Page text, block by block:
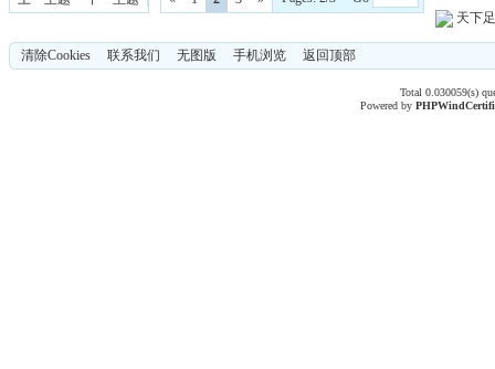
天下
清除Cookies 联系我们 无图版 手机浏览 返回顶部
Total 0.030059(s)
Powered byPHPWind